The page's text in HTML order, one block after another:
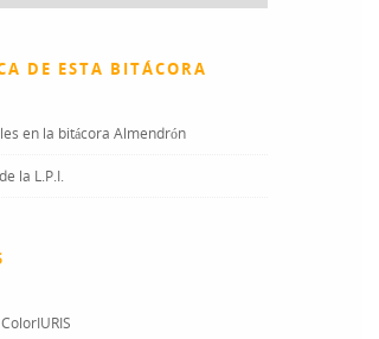
DE ESTA BITÁCORA
en la bitácora Almendrón
la L.P.I.